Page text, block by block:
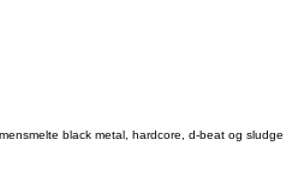
black metal, hardcore, d-beat og sludge